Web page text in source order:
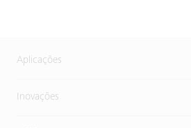
Aplicações
Inovações